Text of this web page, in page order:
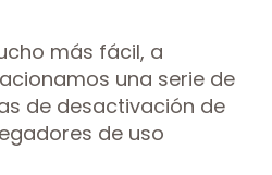
más fácil, a
una serie de
de desactivación de
de uso